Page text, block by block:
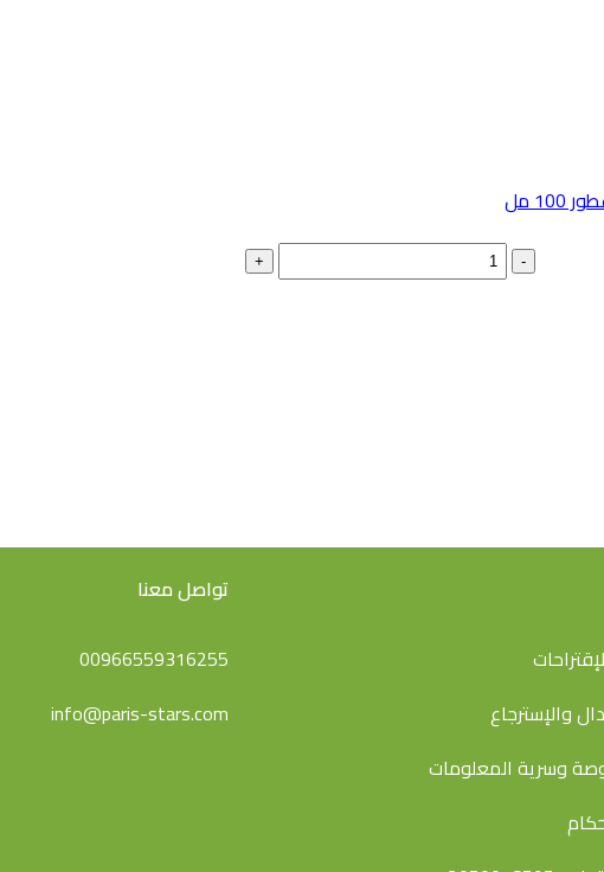
100 مل
-
+
والإسترجاع
وسرية المعلومات
تواصل معنا
00966559316255
info@paris-stars.com